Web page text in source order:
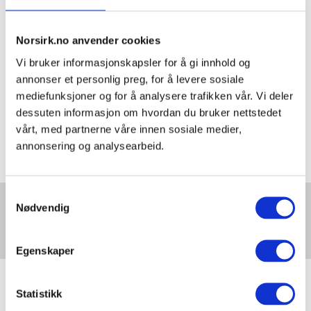
Norsirk.no anvender cookies
Vi bruker informasjonskapsler for å gi innhold og
annonser et personlig preg, for å levere sosiale
mediefunksjoner og for å analysere trafikken vår. Vi deler
dessuten informasjon om hvordan du bruker nettstedet
vårt, med partnerne våre innen sosiale medier,
annonsering og analysearbeid.
Nødvendig
Egenskaper
Statistikk
NORSIRK er stolt over å ha en så
Deres satsning på pant gjennom
RePower sørger for økt innlevering av
produkter som tidligere ble liggende i
skuffer og skap.
- Produktene blir vurdert av Power og
deres samarbeidspartnere for om de
På denne måten settes flere
produkter ut i markedet som
ombruksprodukter, noe vi er veldig
glade for, sier Idar Haslerud, fagsjef
Som produsentansvarsselskap er det
NORSIRK på Scanpack